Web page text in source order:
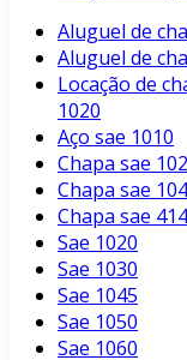
Aluguel de
Aluguel de
Locação de
1020
Aço sae 1010
Chapa sae
Chapa sae
Chapa sae
Sae 1020
Sae 1030
Sae 1045
Sae 1050
Sae 1060